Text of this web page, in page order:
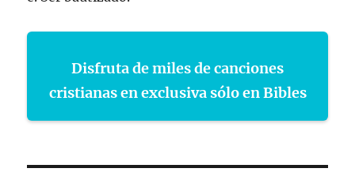
Disfruta de miles de canciones
cristianas en exclusiva sólo en Bibles